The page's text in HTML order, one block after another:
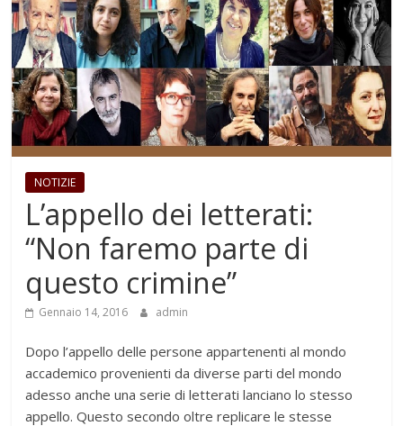
NOTIZIE
L’appello dei letterati:
“Non faremo parte di
questo crimine”
Gennaio 14, 2016 admin
Dopo l’appello delle persone appartenenti al mondo
accademico provenienti da diverse parti del mondo
adesso anche una serie di letterati lanciano lo stesso
appello. Questo secondo oltre replicare le stesse